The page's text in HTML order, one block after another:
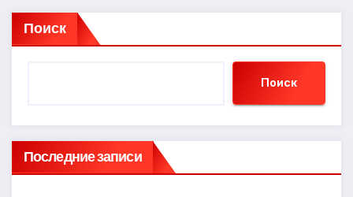
Поиск
Поиск
Последние записи